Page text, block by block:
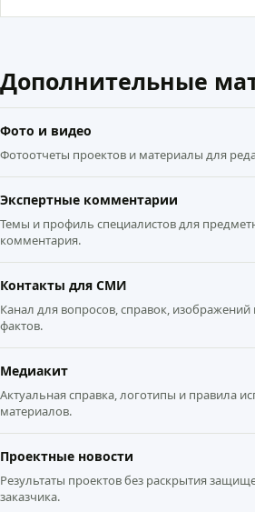
Дополнительные
Фото и видео
Фотоотчеты проектов и материалы для
Экспертные комментарии
Темы и профиль специалистов для
комментария.
Контакты для СМИ
Канал для вопросов, справок, изображений
фактов.
Медиакит
Актуальная справка, логотипы и правила
материалов.
Проектные новости
Результаты проектов без раскрытия
заказчика.